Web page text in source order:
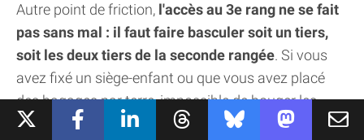
Autre point de friction, l'accès au 3e rang ne se fait
pas sans mal : il faut faire basculer soit un tiers,
soit les deux tiers de la seconde rangée. Si vous
avez fixé un siège-enfant ou que vous avez placé
des bagages par terre, impossible de bouger les
sièges ! Parfois, le plus simple est finalement... de